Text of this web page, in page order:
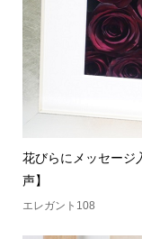
花びらにメッセー
声】
エレガント108